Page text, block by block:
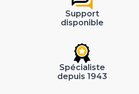
Support
disponible
Spécialiste
depuis 1943